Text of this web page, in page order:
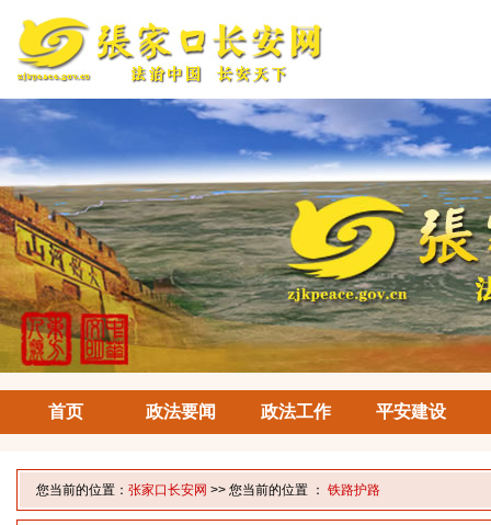
首页 政法要闻 政法工作 平安建设
您当前的位置： 张家口长安网 >> 您当前的位置 ： 铁路护路